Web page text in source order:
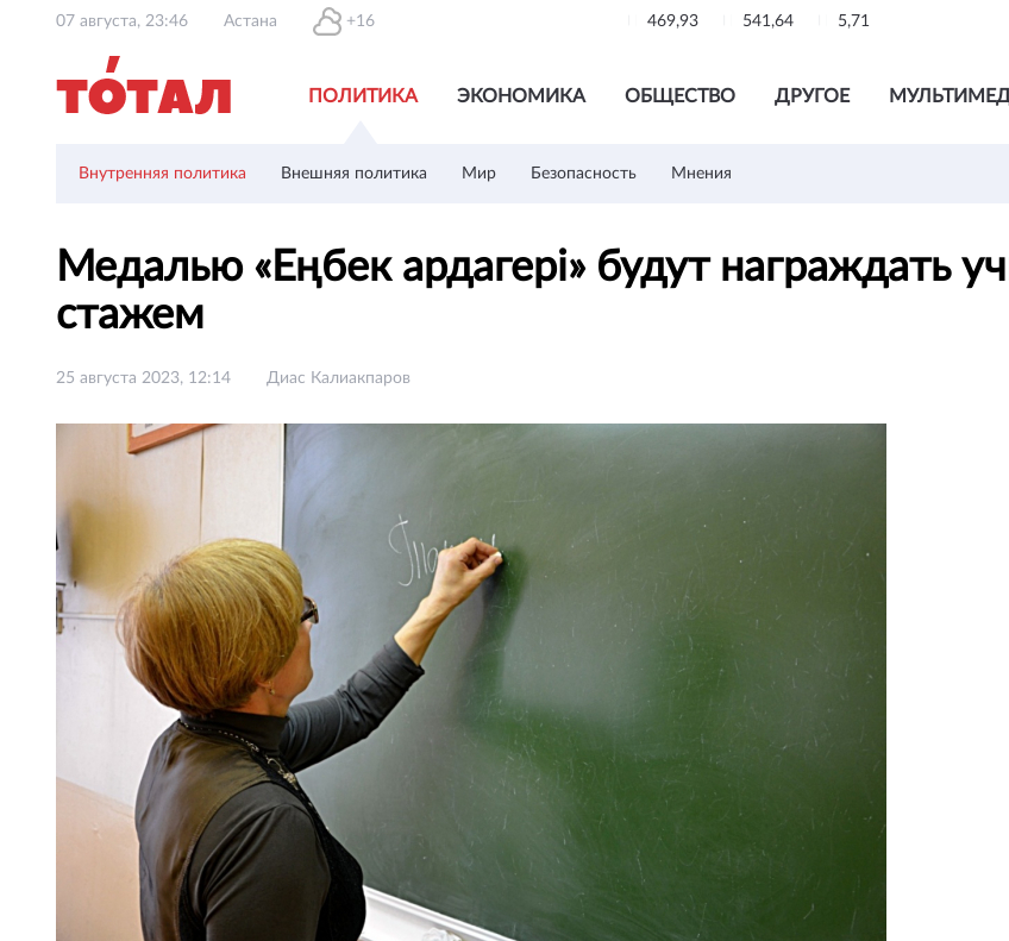
07 августа, 23:46 Астана +16 469,93 541,64 5,71
ПОЛИТИКА ЭКОНОМИКА ОБЩЕСТВО ДРУГОЕ
Внутренняя политика Внешняя политика Мир Безопасность Мнения
Медалью «Еңбек ардагері» будут награждать
стажем
25 августа 2023, 12:14 Диас Калиакпаров